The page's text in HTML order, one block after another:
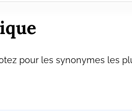
pour les synonymes les